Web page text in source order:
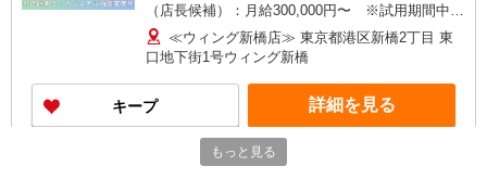
（店長候補）：月給300,000円〜 ※試用期間中は
270,000円〜 ★固定残業手当：30,800円（月給に
含む） ※経験・能力考慮 ※固定残業時間は1ヶ月
あたり20時間、超過時は追加で残業手当支給 ※月
3万円まで交通費支給 ※試用期間（2〜3ヶ月）も
同条件 【手当】固定残業手当／資格手当／店舗職
制手当／住宅手当（実家外かつ賃貸の場合のみ別
途支給）※試用期間明けから支給／特別手当 ※手
当の種類はエリアにより異なります。詳細は面接
≪ウィング新橋店≫ 東京都港区新橋2丁目 東
口地下街1号ウィング新橋
キープ 詳細を見る
もっと見る